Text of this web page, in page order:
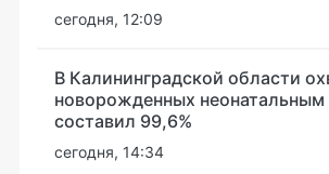
сегодня, 12:09
В Калининградской области
новорожденных неонатальным
составил 99,6%
сегодня, 14:34